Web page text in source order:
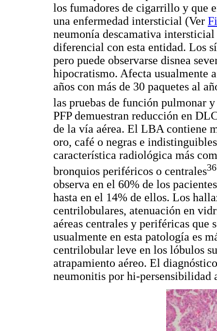
los fumadores de cigarrillo y que
una enfermedad intersticial (Ver
neumonía descamativa
diferencial con esta entidad. Los
pero puede observarse disnea
hipocratismo. Afecta usualmente
años con más de 30 paquetes al
las pruebas de función pulmonar
PFP demuestran reducción en
de la vía aérea. El LBA contiene
oro, café o negras e
característica radiológica más
bronquios periféricos o centrales36
observa en el 60% de los
hasta en el 14% de ellos. Los
centrilobulares, atenuación en
aéreas centrales y periféricas que
usualmente en esta patología es
centrilobular leve en los lóbulos
atrapamiento aéreo. El
neumonitis por hi-